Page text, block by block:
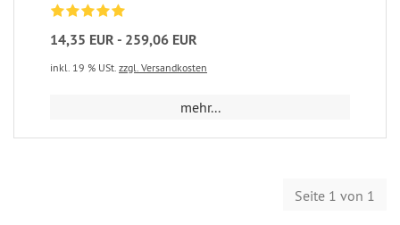
14,35 EUR - 259,06 EUR
inkl. 19 % USt. zzgl. Versandkosten
mehr...
Seite 1 von 1